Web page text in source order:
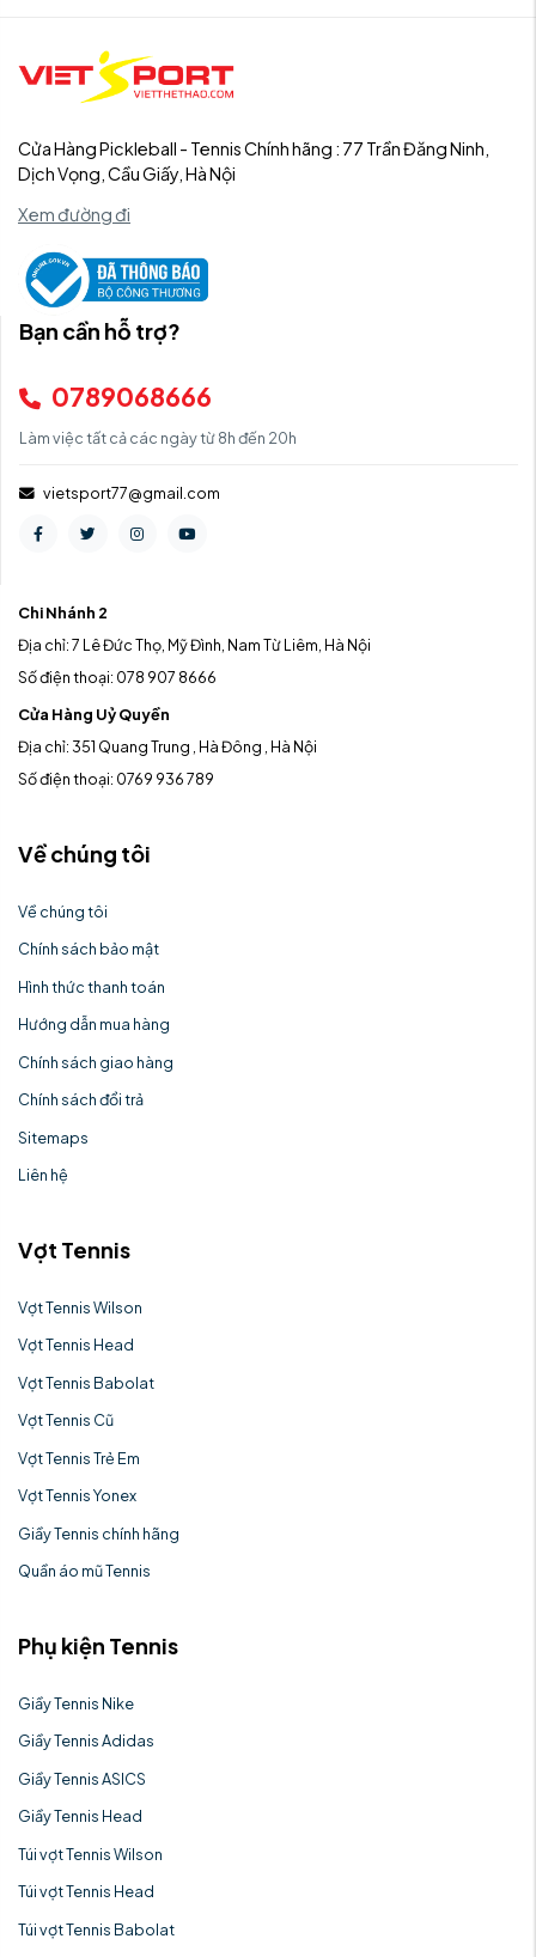
Cửa Hàng Pickleball - Tennis Chính hãng : 77 Trần Đăng Ninh,
Dịch Vọng, Cầu Giấy, Hà Nội
Xem đường đi
Bạn cần hỗ trợ?
0789068666
Làm việc tất cả các ngày từ 8h đến 20h
vietsport77@gmail.com
Chi Nhánh 2
Địa chỉ: 7 Lê Đức Thọ, Mỹ Đình, Nam Từ Liêm, Hà Nội
Số điện thoại: 078 907 8666
Cửa Hàng Uỷ Quyền
Địa chỉ: 351 Quang Trung , Hà Đông , Hà Nội
Số điện thoại: 0769 936 789
Về chúng tôi
Về chúng tôi
Chính sách bảo mật
Hình thức thanh toán
Hướng dẫn mua hàng
Chính sách giao hàng
Chính sách đổi trả
Sitemaps
Liên hệ
Vợt Tennis
Vợt Tennis Wilson
Vợt Tennis Head
Vợt Tennis Babolat
Vợt Tennis Cũ
Vợt Tennis Trẻ Em
Vợt Tennis Yonex
Giầy Tennis chính hãng
Quần áo mũ Tennis
Phụ kiện Tennis
Giầy Tennis Nike
Giầy Tennis Adidas
Giầy Tennis ASICS
Giầy Tennis Head
Túi vợt Tennis Wilson
Túi vợt Tennis Head
Túi vợt Tennis Babolat